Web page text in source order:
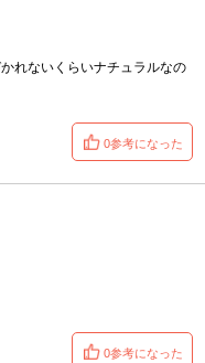
れないくらいナチュラルなの
0参考になった
0参考になった